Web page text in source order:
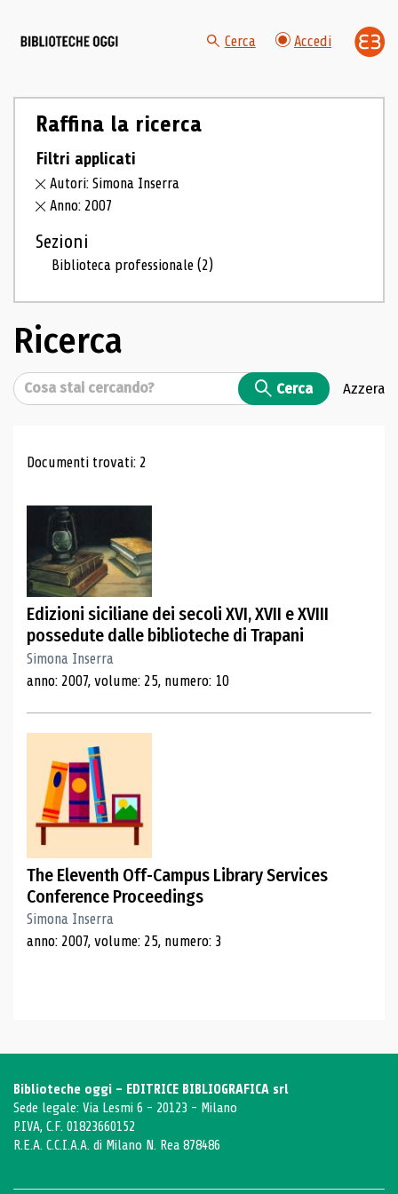
Cerca Accedi
Raffina la ricerca
Filtri applicati
Autori: Simona Inserra
Anno: 2007
Sezioni
Biblioteca professionale(2)
Ricerca
Cerca Cerca Azzera
Risultati di ricerca
Documenti trovati: 2
Edizioni siciliane dei secoli XVI, XVII e XVIII
possedute dalle biblioteche di Trapani
Simona Inserra
anno: 2007, volume: 25, numero: 10
The Eleventh Off-Campus Library Services
Conference Proceedings
Simona Inserra
anno: 2007, volume: 25, numero: 3
Biblioteche oggi - EDITRICE BIBLIOGRAFICA srl
Sede legale: Via Lesmi 6 - 20123 - Milano
P.IVA, C.F. 01823660152
R.E.A. C.C.I.A.A. di Milano N. Rea 878486